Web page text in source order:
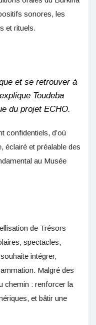
sonores, les
et rituels.
et se retrouver à
Toudeba
du projet ECHO.
confidentiels, d’où
éclairé et préalable des
au Musée
de Trésors
spectacles,
intégrer,
Malgré des
chemin : renforcer la
et bâtir une